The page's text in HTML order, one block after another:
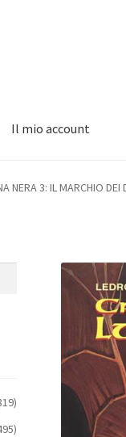
Il mio account
NERA 3: IL MARCHIO DEI